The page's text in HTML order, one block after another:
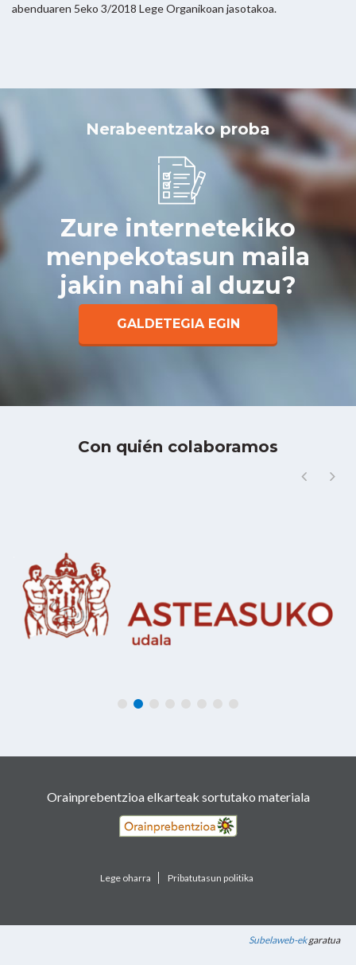
abenduaren 5eko 3/2018 Lege Organikoan jasotakoa.
Nerabeentzako proba
Zure internetekiko
menpekotasun maila
jakin nahi al duzu?
GALDETEGIA EGIN
Con quién colaboramos
Orainprebentzioa elkarteak sortutako materiala
Lege oharra Pribatutasun politika
Subelaweb-ekgaratua